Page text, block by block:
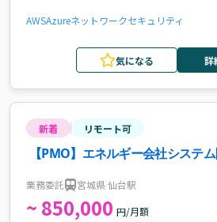
AWSAzureネットワークセキュリティ
気になる 詳
新着 リモート可
【PMO】エネルギー会社システ
業務委託 宮城県 仙台駅
~ 850,000 円/月額